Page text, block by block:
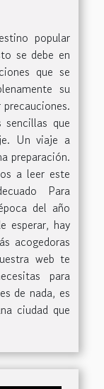
popular
se debe en
que se
su
sencillas que
Un viaje a
preparación.
a leer este
Para
del año
esperar, hay
acogedoras
web te
para
de nada, es
ciudad que